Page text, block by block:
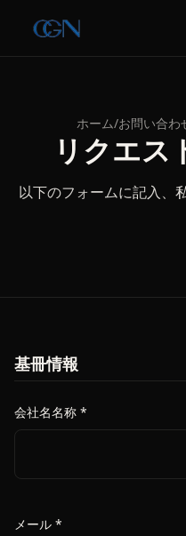
ホーム/お問い合わ
リクエス
以下のフォームに記入、
基冊情報
会社名名称 *
メール *